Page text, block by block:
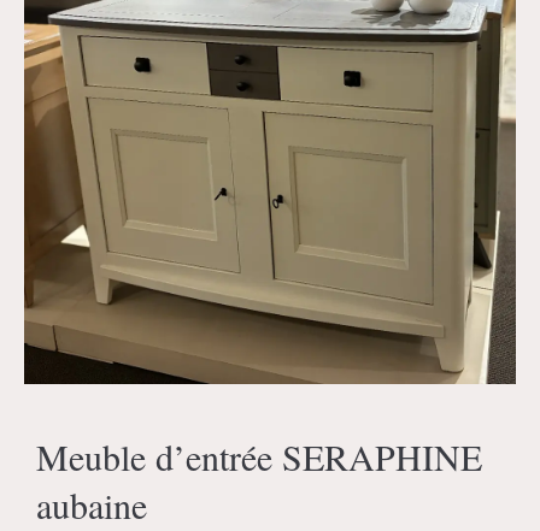
Meuble d’entrée SERAPHINE
aubaine